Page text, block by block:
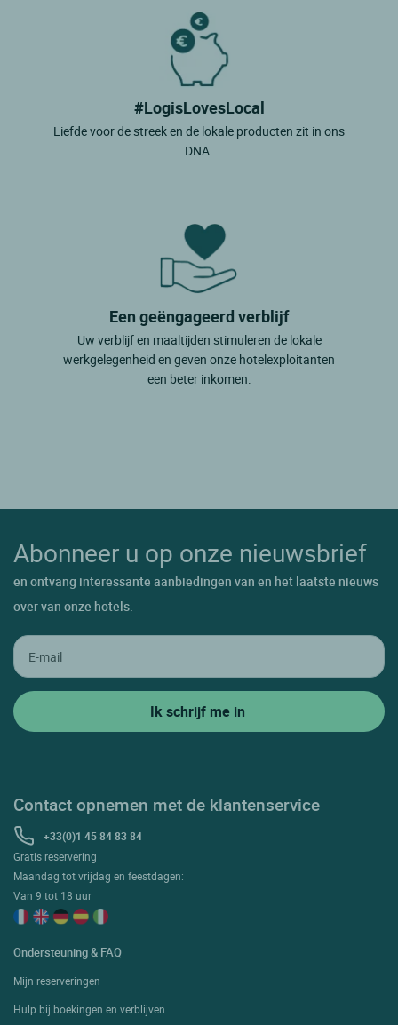
#LogisLovesLocal
Liefde voor de streek en de lokale producten zit in ons
DNA.
Een geëngageerd verblijf
Uw verblijf en maaltijden stimuleren de lokale
werkgelegenheid en geven onze hotelexploitanten
een beter inkomen.
Abonneer u op onze nieuwsbrief
en ontvang interessante aanbiedingen van en het laatste nieuws
over van onze hotels.
Contact opnemen met de klantenservice
+33(0)1 45 84 83 84
Gratis reservering
Maandag tot vrijdag en feestdagen:
Van 9 tot 18 uur
Ondersteuning & FAQ
Mijn reserveringen
Hulp bij boekingen en verblijven